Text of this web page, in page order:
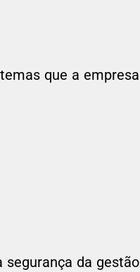
que a empresa
da gestão